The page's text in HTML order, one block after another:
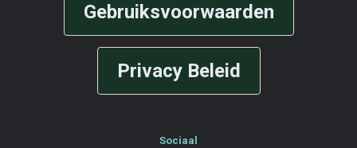
Gebruiksvoorwaarden
Privacy Beleid
Sociaal